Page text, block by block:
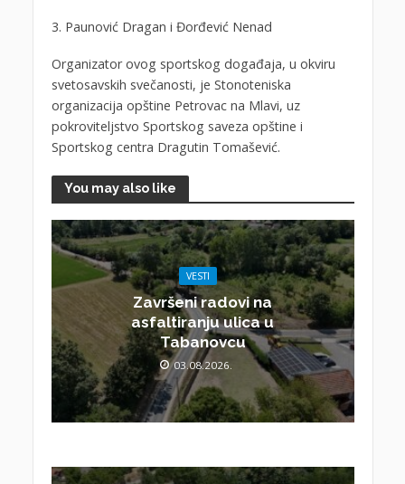
3. Paunović Dragan i Đorđević Nenad
Organizator ovog sportskog događaja, u okviru
svetosavskih svečanosti, je Stonoteniska
organizacija opštine Petrovac na Mlavi, uz
pokroviteljstvo Sportskog saveza opštine i
Sportskog centra Dragutin Tomašević.
You may also like
VESTI
Završeni radovi na
asfaltiranju ulica u
Tabanovcu
03.08.2026.